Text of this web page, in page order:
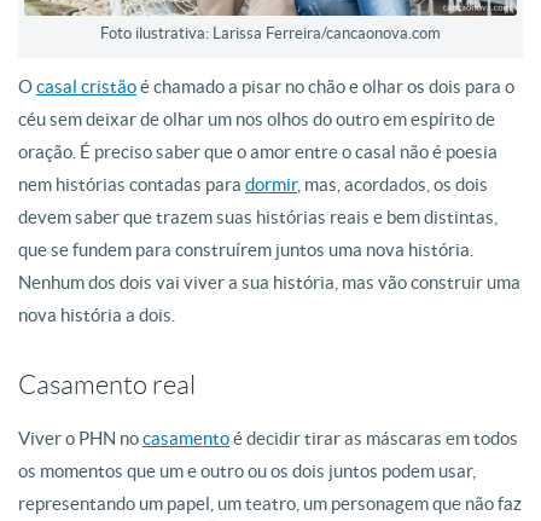
Foto ilustrativa: Larissa Ferreira/cancaonova.com
Ocasal cristãoé chamado a pisar no chão e olhar os dois para o
céu sem deixar de olhar um nos olhos do outro em espírito de
oração. É preciso saber que o amor entre o casal não é poesia
nem histórias contadas para dormir, mas, acordados, os dois
devem saber que trazem suas histórias reais e bem distintas,
que se fundem para construírem juntos uma nova história.
Nenhum dos dois vai viver a sua história, mas vão construir uma
nova história a dois.
Casamento real
Viver o PHN nocasamentoé decidir tirar as máscaras em todos
os momentos que um e outro ou os dois juntos podem usar,
representando um papel, um teatro, um personagem que não faz